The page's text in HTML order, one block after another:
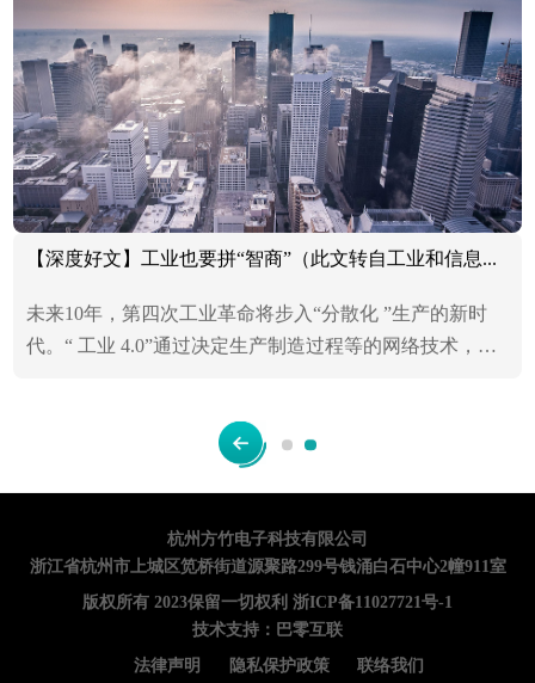
【深度好文】工业也要拼“智商”（此文转自工业和信息化部国际经济技术合作中心王喜文）
未来10年，第四次工业革命将步入“分散化 ”生产的新时
代。“ 工业 4.0”通过决定生产制造过程等的网络技术，实
信息技术的集成和深度融合。智能生产过程中传感器、智
变化，进行实时优化，提升产品的质量和生产效率。
杭州方竹电子科技有限公司
浙江省杭州市上城区笕桥街道源聚路299号钱涌白石中心2幢911室
版权所有 2023保留一切权利 浙ICP备11027721号-1
技术支持： 巴零互联
法律声明
隐私保护政策 联络我们